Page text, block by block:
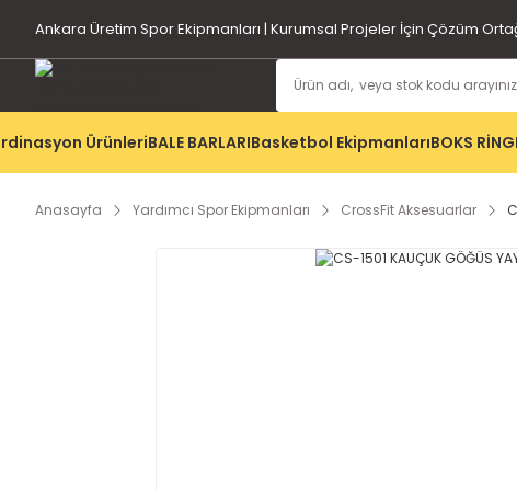
Ankara Üretim Spor Ekipmanları | Kurumsal Projeler İçin Çözüm
ÜrünleriBALE BARLARIBasketbol EkipmanlarıBOKS
Anasayfa Yardımcı Spor Ekipmanları CrossFit Aksesuarlar